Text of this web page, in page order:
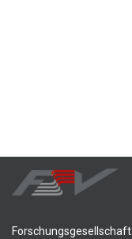
Forschungsgesellschaft